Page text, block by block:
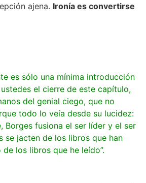
ajena. Ironía es convertirse
es sólo una mínima introducción
el cierre de este capítulo,
del genial ciego, que no
todo lo veía desde su lucidez:
Borges fusiona el ser líder y el ser
se jacten de los libros que han
los libros que he leído”.